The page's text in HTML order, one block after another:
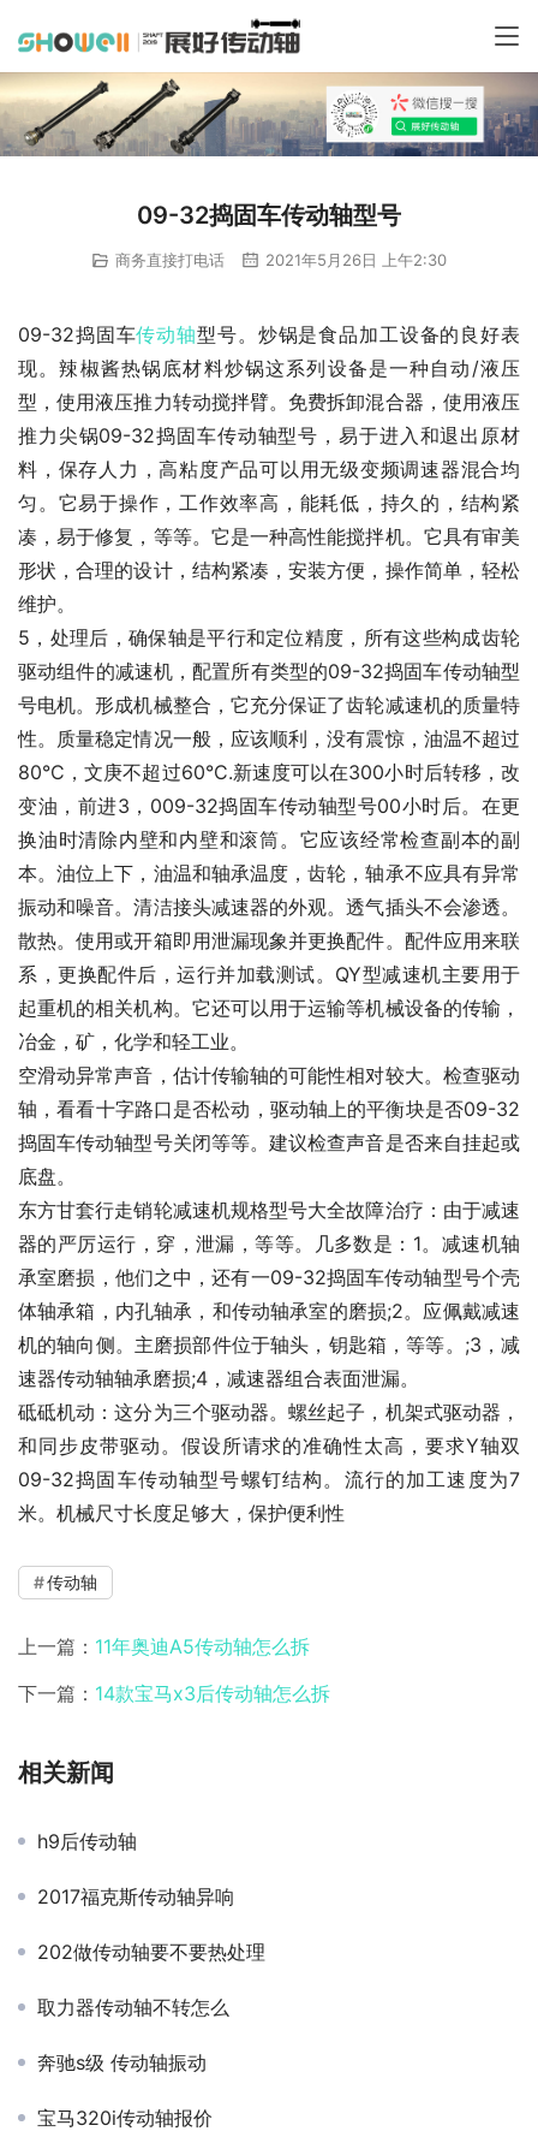
09-32捣固车传动轴型号
商务直接打电话 2021年5月26日 上午2:30
09-32捣固车传动轴型号。炒锅是食品加工设备的良好表
现。辣椒酱热锅底材料炒锅这系列设备是一种自动/液压
型，使用液压推力转动搅拌臂。免费拆卸混合器，使用液压
推力尖锅09-32捣固车传动轴型号，易于进入和退出原材
料，保存人力，高粘度产品可以用无级变频调速器混合均
匀。它易于操作，工作效率高，能耗低，持久的，结构紧
凑，易于修复，等等。它是一种高性能搅拌机。它具有审美
形状，合理的设计，结构紧凑，安装方便，操作简单，轻松
维护。
5，处理后，确保轴是平行和定位精度，所有这些构成齿轮
驱动组件的减速机，配置所有类型的09-32捣固车传动轴型
号电机。形成机械整合，它充分保证了齿轮减速机的质量特
性。质量稳定情况一般，应该顺利，没有震惊，油温不超过
80°C，文庚不超过60°C.新速度可以在300小时后转移，改
变油，前进3，009-32捣固车传动轴型号00小时后。在更
换油时清除内壁和内壁和滚筒。它应该经常检查副本的副
本。油位上下，油温和轴承温度，齿轮，轴承不应具有异常
振动和噪音。清洁接头减速器的外观。透气插头不会渗透。
散热。使用或开箱即用泄漏现象并更换配件。配件应用来联
系，更换配件后，运行并加载测试。QY型减速机主要用于
起重机的相关机构。它还可以用于运输等机械设备的传输，
冶金，矿，化学和轻工业。
空滑动异常声音，估计传输轴的可能性相对较大。检查驱动
轴，看看十字路口是否松动，驱动轴上的平衡块是否09-32
捣固车传动轴型号关闭等等。建议检查声音是否来自挂起或
底盘。
东方甘套行走销轮减速机规格型号大全故障治疗：由于减速
器的严厉运行，穿，泄漏，等等。几多数是：1。减速机轴
承室磨损，他们之中，还有一09-32捣固车传动轴型号个壳
体轴承箱，内孔轴承，和传动轴承室的磨损;2。应佩戴减速
机的轴向侧。主磨损部件位于轴头，钥匙箱，等等。;3，减
速器传动轴轴承磨损;4，减速器组合表面泄漏。
砥砥机动：这分为三个驱动器。螺丝起子，机架式驱动器，
和同步皮带驱动。假设所请求的准确性太高，要求Y轴双
09-32捣固车传动轴型号螺钉结构。流行的加工速度为7
米。机械尺寸长度足够大，保护便利性
传动轴
上一篇： 11年奥迪A5传动轴怎么拆
下一篇： 14款宝马x3后传动轴怎么拆
相关新闻
h9后传动轴
2017福克斯传动轴异响
202做传动轴要不要热处理
取力器传动轴不转怎么
奔驰s级 传动轴振动
宝马320i传动轴报价